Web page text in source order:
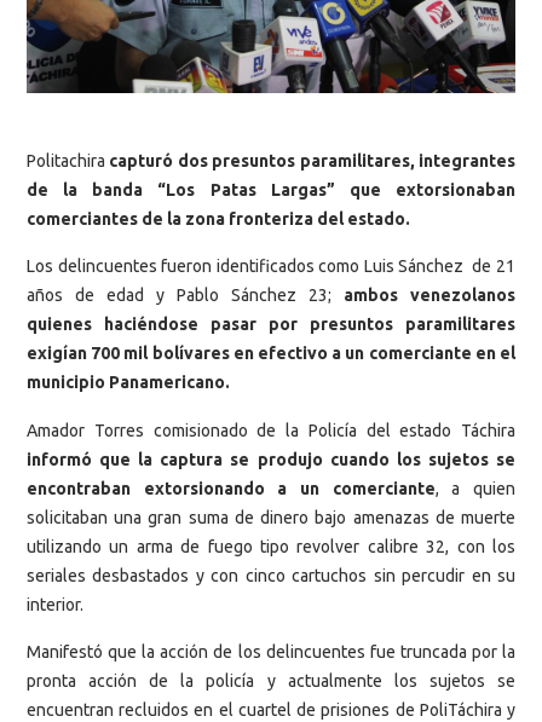
Politachira capturó dos presuntos paramilitares, integrantes
de la banda “Los Patas Largas” que extorsionaban
comerciantes de la zona fronteriza del estado.
Los delincuentes fueron identificados como Luis Sánchez de 21
años de edad y Pablo Sánchez 23; ambos venezolanos
quienes haciéndose pasar por presuntos paramilitares
exigían 700 mil bolívares en efectivo a un comerciante en el
municipio Panamericano.
Amador Torres comisionado de la Policía del estado Táchira
informó que la captura se produjo cuando los sujetos se
encontraban extorsionando a un comerciante, a quien
solicitaban una gran suma de dinero bajo amenazas de muerte
utilizando un arma de fuego tipo revolver calibre 32, con los
seriales desbastados y con cinco cartuchos sin percudir en su
interior.
Manifestó que la acción de los delincuentes fue truncada por la
pronta acción de la policía y actualmente los sujetos se
encuentran recluidos en el cuartel de prisiones de PoliTáchira y